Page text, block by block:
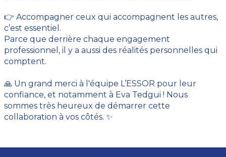
👉 Accompagner ceux qui accompagnent les autres,
c’est essentiel.
Parce que derrière chaque engagement
professionnel, il y a aussi des réalités personnelles qui
comptent.
🙏 Un grand merci à l'équipe L’ESSOR pour leur
confiance, et notamment à Eva Tedgui ! Nous
sommes très heureux de démarrer cette
collaboration à vos côtés. ✨